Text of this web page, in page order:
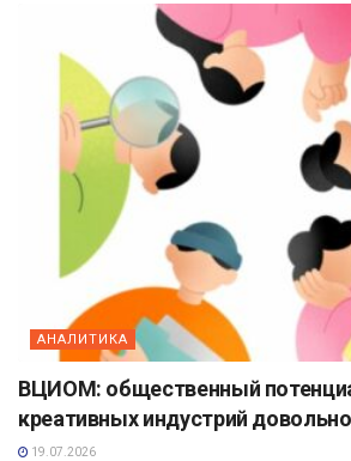
АНАЛИТИКА
ВЦИОМ: общественный
креативных индустрий
19.07.2026